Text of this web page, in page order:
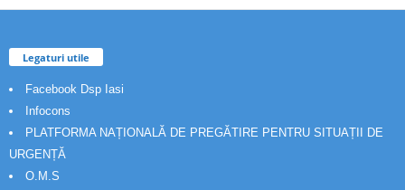
Legaturi utile
Facebook Dsp Iasi
Infocons
PLATFORMA NAȚIONALĂ DE PREGĂTIRE PENTRU SITUAȚII DE
URGENȚĂ
O.M.S